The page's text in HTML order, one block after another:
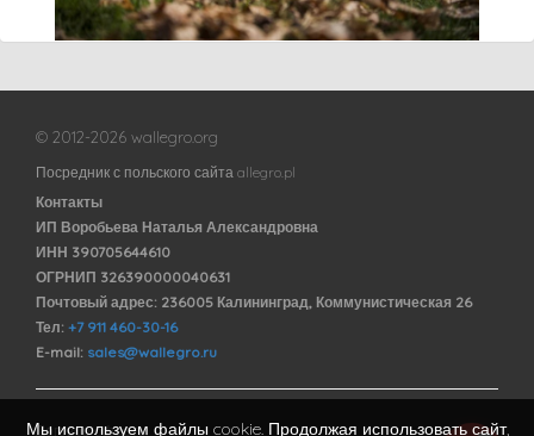
© 2012-2026 wallegro.org
Посредник с польского сайта allegro.pl
Контакты
ИП Воробьева Наталья Александровна
ИНН 390705644610
ОГРНИП 326390000040631
Почтовый адрес: 236005 Калининград, Коммунистическая 26
Тел: +7 911 460-30-16
E-mail: sales@wallegro.ru
Договор оферты
Мы используем файлы cookie. Продолжая использовать сайт,